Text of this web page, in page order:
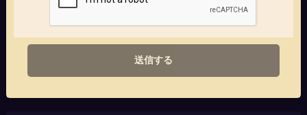
送信する